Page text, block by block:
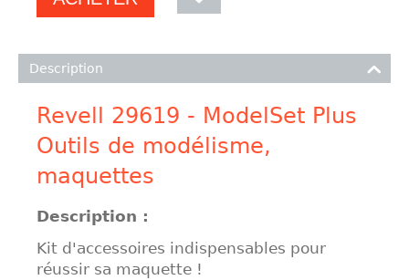
Description
Revell 29619 - ModelSet Plus
Outils de modélisme,
maquettes
Description :
Kit d'accessoires indispensables pour
réussir sa maquette !